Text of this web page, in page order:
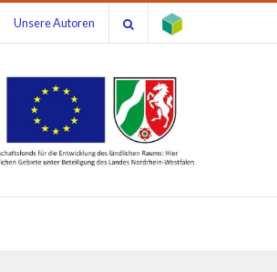
Unsere Autoren